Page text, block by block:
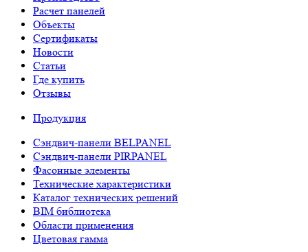
Расчет панелей
Объекты
Сертификаты
Новости
Статьи
Где купить
Отзывы
Продукция
Сэндвич-панели BELPANEL
Сэндвич-панели PIRPANEL
Фасонные элементы
Технические характеристики
Каталог технических решений
BIM библиотека
Области применения
Цветовая гамма